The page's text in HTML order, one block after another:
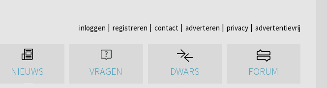
inloggen registreren contact adverteren privacy advertentievrij
NIEUWS VRAGEN DWARS FORUM